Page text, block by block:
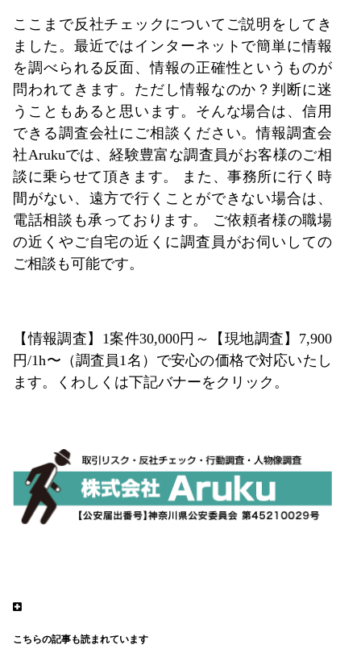
ここまで反社チェックについてご説明をしてき
ました。最近ではインターネットで簡単に情報
を調べられる反面、情報の正確性というものが
問われてきます。ただし情報なのか？判断に迷
うこともあると思います。そんな場合は、信用
できる調査会社にご相談ください。情報調査会
社Arukuでは、経験豊富な調査員がお客様のご相
談に乗らせて頂きます。 また、事務所に行く時
間がない、遠方で行くことができない場合は、
電話相談も承っております。 ご依頼者様の職場
の近くやご自宅の近くに調査員がお伺いしての
ご相談も可能です。
【情報調査】1案件30,000円～【現地調査】7,900
円/1h〜（調査員1名）で安心の価格で対応いたし
ます。くわしくは下記バナーをクリック。
こちらの記事も読まれています